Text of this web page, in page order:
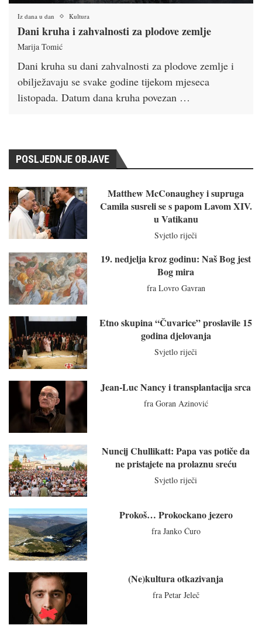
Iz dana u dan Kultura
Dani kruha i zahvalnosti za plodove zemlje
Marija Tomić
Dani kruha su dani zahvalnosti za plodove zemlje i
obilježavaju se svake godine tijekom mjeseca
listopada. Datum dana kruha povezan …
POSLJEDNJE OBJAVE
Matthew McConaughey i supruga
Camila susreli se s papom Lavom XIV.
u Vatikanu
Svjetlo riječi
19. nedjelja kroz godinu: Naš Bog jest
Bog mira
fra Lovro Gavran
Etno skupina “Čuvarice” proslavile 15
godina djelovanja
Svjetlo riječi
Jean-Luc Nancy i transplantacija srca
fra Goran Azinović
Nuncij Chullikatt: Papa vas potiče da
ne pristajete na prolaznu sreću
Svjetlo riječi
Prokoš… Prokockano jezero
fra Janko Ćuro
(Ne)kultura otkazivanja
fra Petar Jeleč